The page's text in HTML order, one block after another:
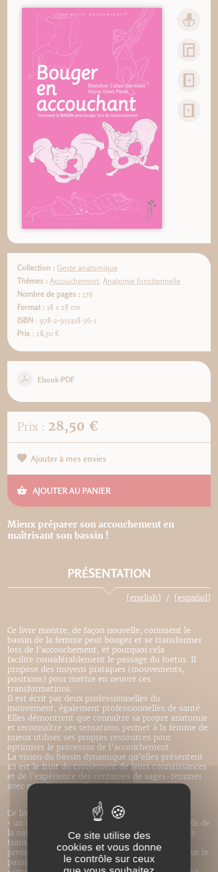
Collection : Geste anatomique
Thèmes : Accouchement, Anatomie fonctionnelle
Nombre de pages : 176
Format : 18 x 28 cm
ISBN : 978-2-915418-36-1
Prix: 28,50 €
Ebook-PDF
Prix : 28,50 €
Ajouter à mes envies
AJOUTER AU PANIER
Mieux préparer son accouchement en
maîtrisant son bassin !
PRÉSENTATION
[english] [español]
Ce livre montre, de façon nouvelle, comment le
bassin de la femme peut bouger et se transformer
lors de l’accouchement, et pourquoi cela
facilite considérablement le passage du foetus. Il
propose des moyens pratiques (mouvements,
positions) pour mettre en oeuvre ces
transformations.
Il est écrit par deux professionnelles du
mouvement, également professionnelles de santé.
Elles démontrent que connaître sa propre anatomie
et reconnaître ses sensations permet à la femme de
mieux utiliser ses propres ressources pour
optimiser le processus de l’accouchement.
La vision du bassin dynamique qu’elles présentent
ici est le fruit du croisement de leurs connaissances
et de l’expérience des centaines de sages-femmes
avec qui elles travaillent depuis quinze ans.
Ce livre est à la fois :
• un ouvrage de référence pour les professionnels de
la naissance, pour comprendre avec précision les
transformations du bassin, les positions que
prennent les femmes, et leurs conséquences pour le
passage foetal ;
Ce site utilise des
cookies et vous donne
le contrôle sur ceux